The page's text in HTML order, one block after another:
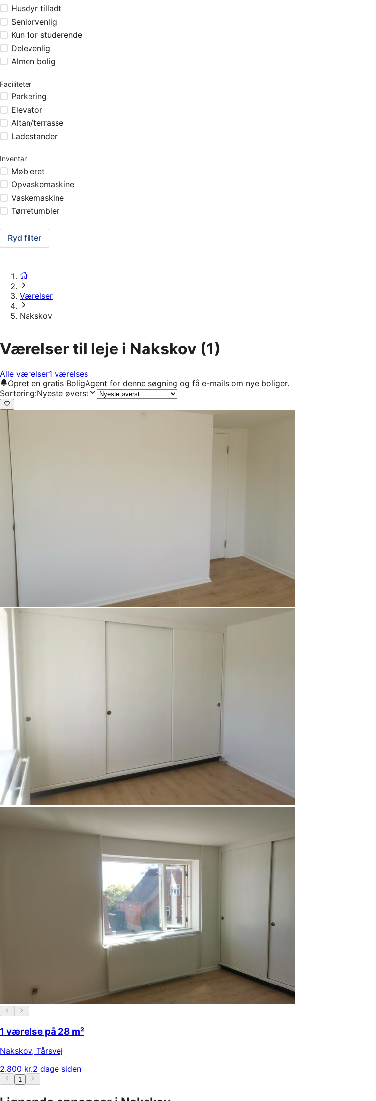
Husdyr tilladt
Seniorvenlig
Kun for studerende
Delevenlig
Almen bolig
Faciliteter
Parkering
Elevator
Altan/terrasse
Ladestander
Inventar
Møbleret
Opvaskemaskine
Vaskemaskine
Tørretumbler
Ryd filter
Værelser
Nakskov
Værelser til leje i Nakskov (1)
Alle værelser1 værelses
Opret en gratis BoligAgent for denne søgning og få e-mails om nye boliger.
Sortering:Nyeste øverst
1 værelse på 28 m²
Nakskov, Tårsvej
2.800 kr.2 dage siden
1